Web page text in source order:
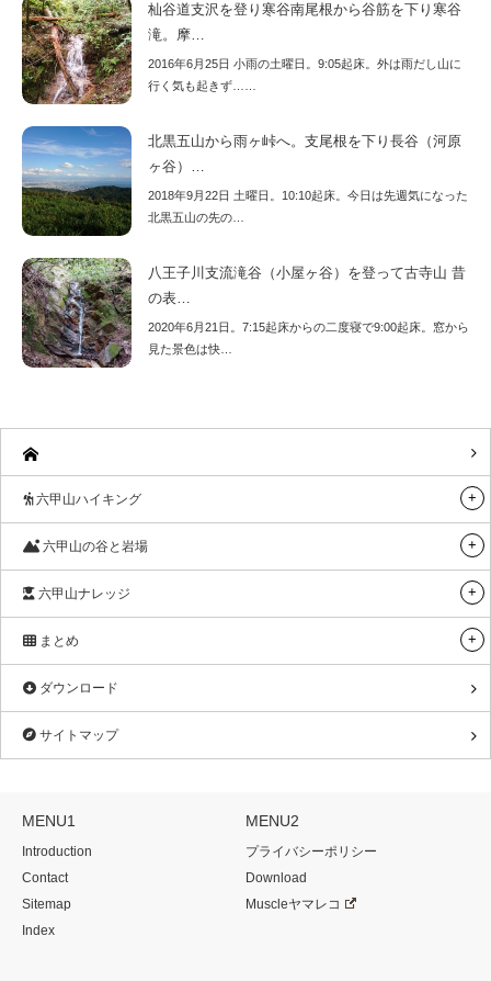
杣谷道支沢を登り寒谷南尾根から谷筋を下り寒谷
滝。摩…
2016年6月25日 小雨の土曜日。9:05起床。外は雨だし山に
行く気も起きず……
北黒五山から雨ヶ峠へ。支尾根を下り長谷（河原
ヶ谷）…
2018年9月22日 土曜日。10:10起床。今日は先週気になった
北黒五山の先の…
八王子川支流滝谷（小屋ヶ谷）を登って古寺山 昔
の表…
2020年6月21日。7:15起床からの二度寝で9:00起床。窓から
見た景色は快…
六甲山ハイキング
六甲山の谷と岩場
六甲山ナレッジ
まとめ
ダウンロード
サイトマップ
MENU1
Introduction
Contact
Sitemap
Index
MENU2
プライバシーポリシー
Download
Muscleヤマレコ